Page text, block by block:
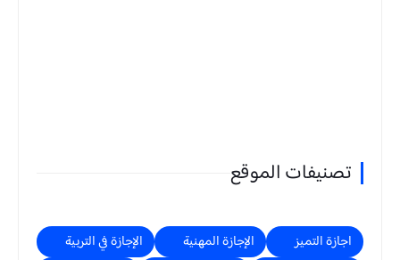
تصنيفات الموقع
اجازة التميز الإجازة المهنية
الإجازة في التربية